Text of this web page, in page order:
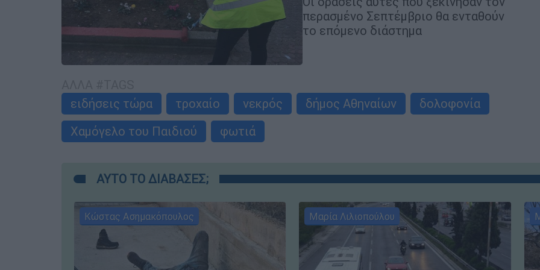
περασμένο Σεπτέμβριο θα ενταθούν
το επόμενο διάστημα
ειδήσεις τώρα
τροχαίο νεκρός δήμος Αθηναίων
δολοφονία
Χαμόγελο του Παιδιού
φωτιά
ΑΥΤΟ ΤΟ ΔΙΑΒΑΣΕΣ;
Κώστας Ασημακόπουλος Μαρία Λιλιοπούλου